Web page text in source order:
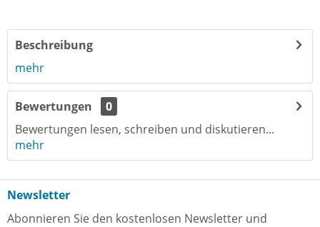
Beschreibung
mehr
Bewertungen
0
Bewertungen lesen, schreiben und diskutieren...
mehr
Newsletter
Abonnieren Sie den kostenlosen Newsletter und